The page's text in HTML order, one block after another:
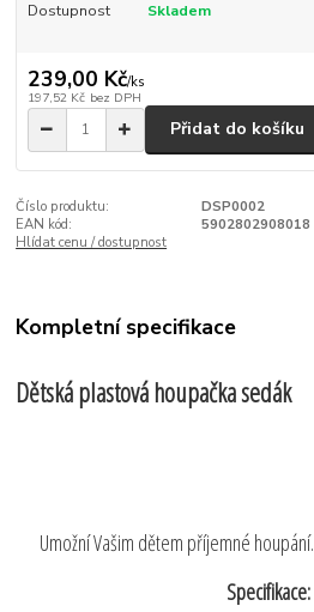
Dostupnost Skladem
239,00 Kč/ks
197,52 Kč bez DPH
Přidat do košíku
Číslo produktu:
DSP0002
EAN kód:
5902802908018
Hlídat cenu / dostupnost
Kompletní specifikace
Dětská plastová houpačka sedák
Umožní Vašim dětem příjemné houpání.
Specifikace: